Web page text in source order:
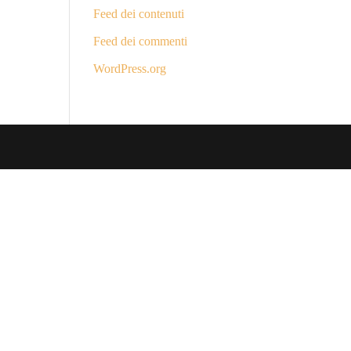
Feed dei contenuti
Feed dei commenti
WordPress.org